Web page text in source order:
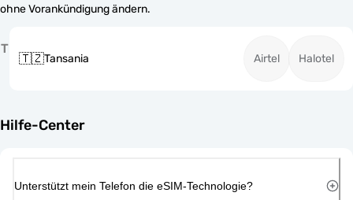
ohne Vorankündigung ändern.
T
🇹🇿Tansania Airtel Halotel
Hilfe-Center
Unterstützt mein Telefon die eSIM-Technologie?